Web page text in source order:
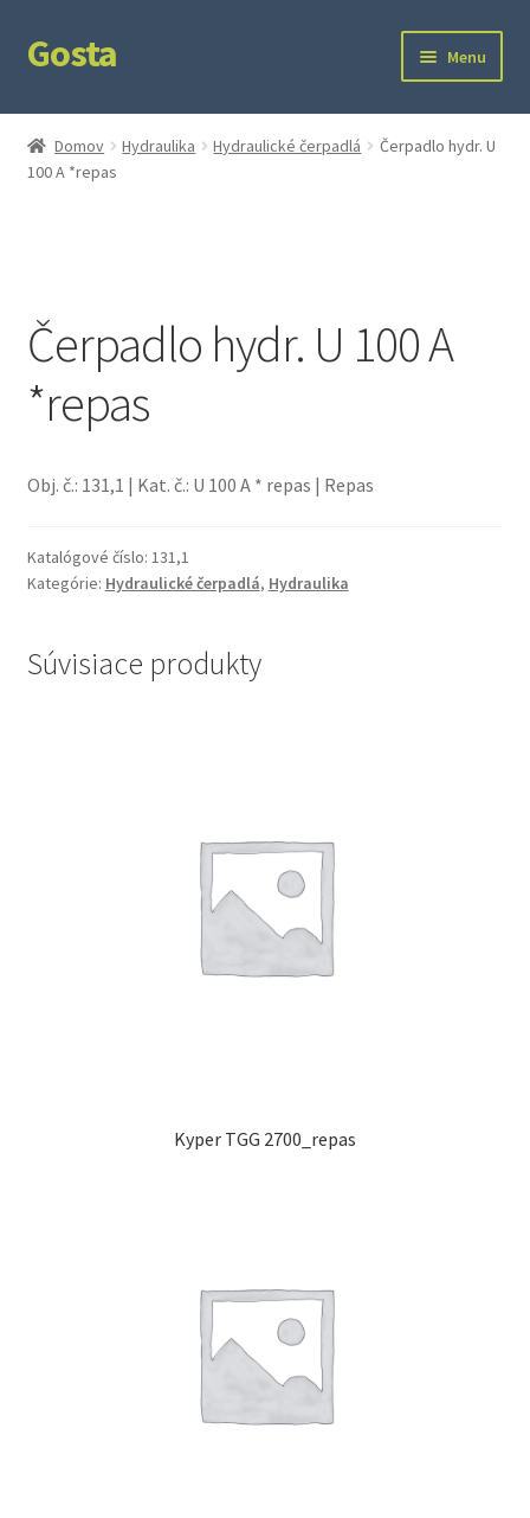
Preskočiť
na
Preskočiť
na
Gosta Menu
Domov
Kontakt
Domov Hydraulika Hydraulické čerpadlá
Čerpadlo hydr. U
100 A *repas
Čerpadlo hydr. U 100 A
*repas
Obj. č.: 131,1 | Kat. č.: U 100 A * repas | Repas
Katalógové číslo: 131,1
Kategórie: Hydraulické čerpadlá, Hydraulika
Súvisiace produkty
Kyper TGG 2700_repas